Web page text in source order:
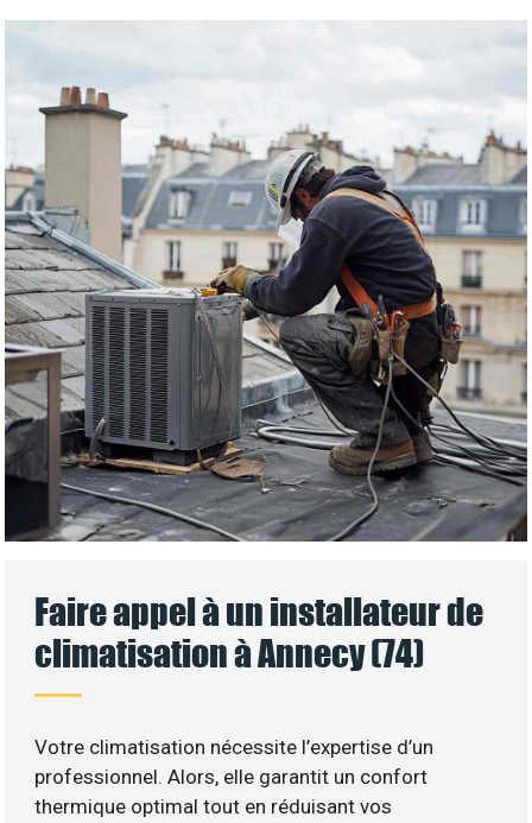
Faire appel à un installateur de
climatisation à Annecy (74)
Votre climatisation nécessite l’expertise d’un
professionnel. Alors, elle garantit un confort
thermique optimal tout en réduisant vos